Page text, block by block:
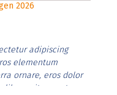
2026
adipiscing
elementum
ornare, eros dolor
libero vitae erat.